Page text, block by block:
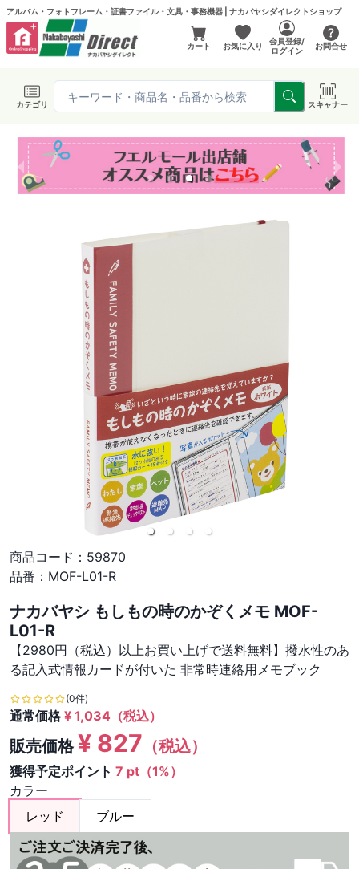
アルバム・フォトフレーム・証書ファイル・文具・事務機器 | ナカバヤシダイレクトショップ
カート お気に入り
会員登録/
ログイン
お問合せ
カテゴリ スキャナー
商品コード： 59870
品番： MOF-L01-R
ナカバヤシ もしもの時のかぞくメモ MOF-
L01-R
【2980円（税込）以上お買い上げで送料無料】撥水性のあ
る記入式情報カードが付いた 非常時連絡用メモブック
(0件)
通常価格¥ 1,034 （税込）
販売価格¥ 827 （税込）
獲得予定ポイント 7 pt（1%）
カラー
レッド
ブルー